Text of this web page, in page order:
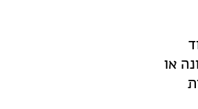
או